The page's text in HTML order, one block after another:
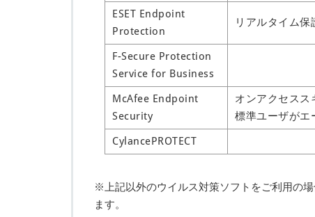
ESET Endpoint
Protection
リアルタイム保
F-Secure Protection
Service for Business
McAfee Endpoint
Security
オンアクセスス
標準ユーザがエ
CylancePROTECT
※上記以外のウイルス対策ソフトをご利用の
ます。